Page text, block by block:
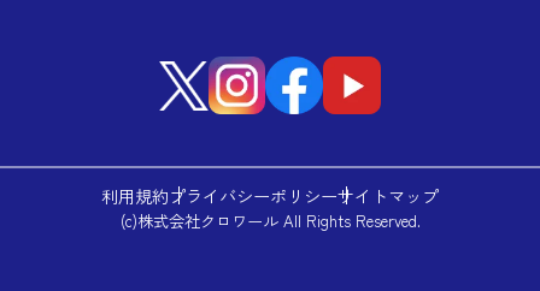
利用規約プライバシーポリシーサイトマップ
(c)株式会社クロワール All Rights Reserved.